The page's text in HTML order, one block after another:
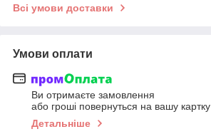
Всі умови доставки
Умови оплати
Ви отримаєте замовлення
або гроші повернуться на вашу картку
Детальніше